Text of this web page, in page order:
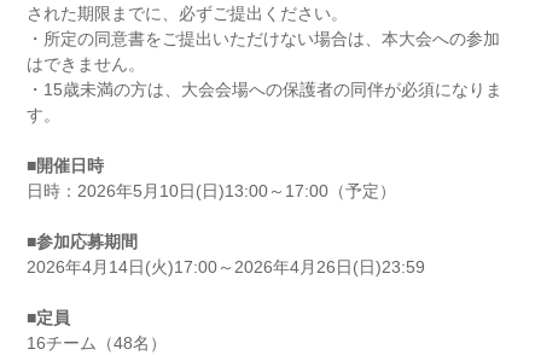
された期限までに、必ずご提出ください。
・所定の同意書をご提出いただけない場合は、本大会への参加
はできません。
・15歳未満の方は、大会会場への保護者の同伴が必須になりま
す。
■開催日時
日時：2026年5月10日(日)13:00～17:00（予定）
■参加応募期間
2026年4月14日(火)17:00～2026年4月26日(日)23:59
■定員
16チーム（48名）